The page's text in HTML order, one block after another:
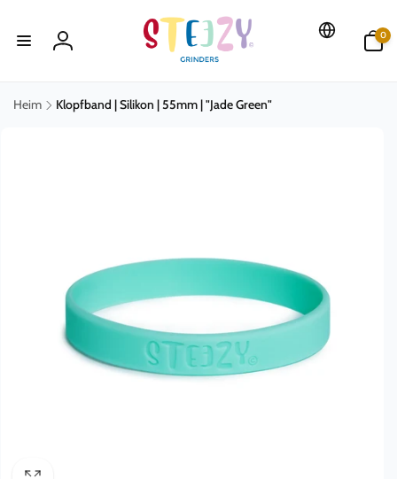
Inhalt
Einloggen
0
Artikel
Heim Klopfband | Silikon | 55mm | "Jade Green"